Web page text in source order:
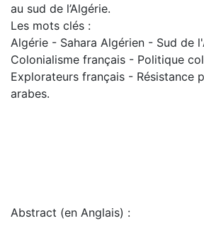
au sud de l’Algérie.
Les mots clés :
Algérie - Sahara Algérien - Sud de
Colonialisme français - Politique
Explorateurs français - Résistance
arabes.
Abstract (en Anglais) :